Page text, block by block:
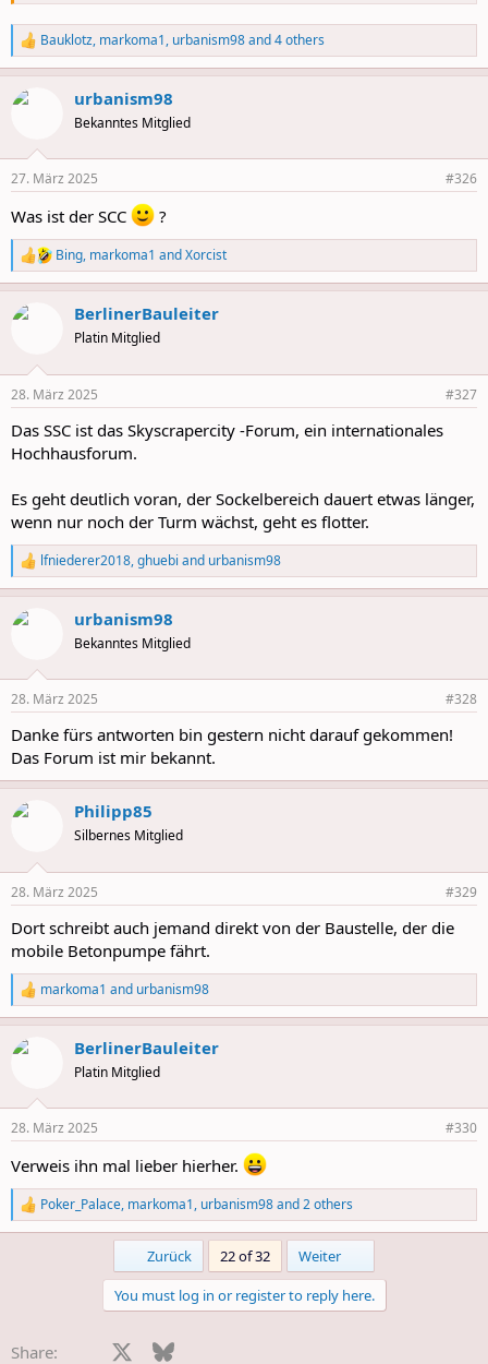
Ach und der Kern hat ne neue Etage, Nummer 6 bekommen heute.
R
e
a
c
s
Bauklotz, markoma1, urbanism98and 4 others
urbanism98
Bekanntes Mitglied
27. März 2025 #326
Was ist der SCC ?
R
e
a
c
s
Bing, markoma1 andXorcist
BerlinerBauleiter
Platin Mitglied
28. März 2025 #327
Das SSC ist das Skyscrapercity -Forum, ein internationales
Hochhausforum.
Es geht deutlich voran, der Sockelbereich dauert etwas länger,
wenn nur noch der Turm wächst, geht es flotter.
R
e
a
c
s
lfniederer2018,ghuebi and urbanism98
urbanism98
Bekanntes Mitglied
28. März 2025 #328
Danke fürs antworten bin gestern nicht darauf gekommen!
Das Forum ist mir bekannt.
Philipp85
Silbernes Mitglied
28. März 2025 #329
Dort schreibt auch jemand direkt von der Baustelle, der die
mobile Betonpumpe fährt.
R
e
a
c
s
markoma1 and urbanism98
BerlinerBauleiter
Platin Mitglied
28. März 2025 #330
Verweis ihn mal lieber hierher.
R
e
s
Poker_Palace, markoma1, urbanism98and 2 others
Zurück 22 of 32 Weiter
You must log in or register to reply here.
Share: Facebook Bluesky